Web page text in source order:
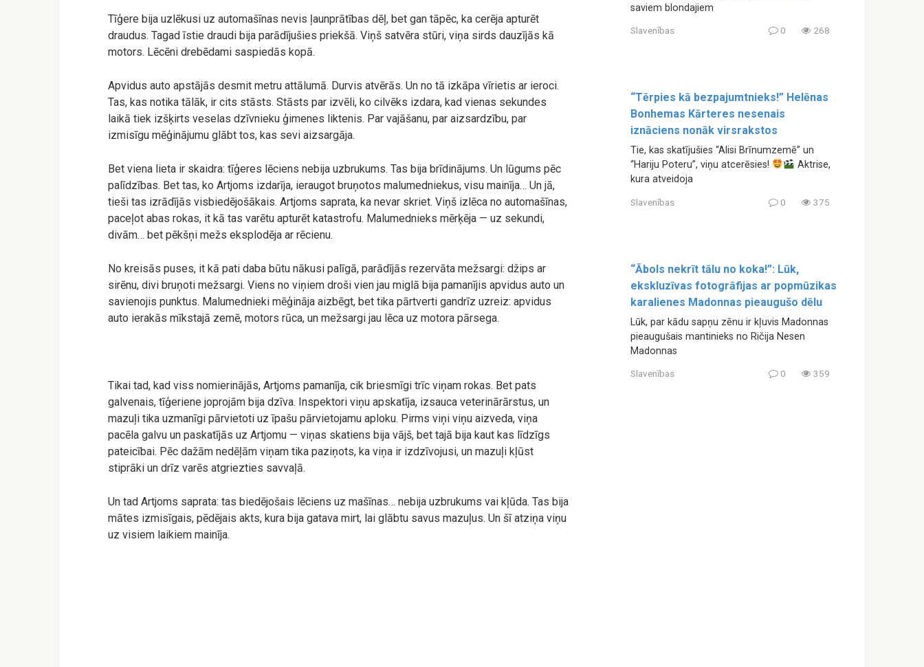
Tīģere bija uzlēkusi uz automašīnas nevis ļaunprātības dēļ, bet gan tāpēc, ka cerēja apturēt
draudus. Tagad īstie draudi bija parādījušies priekšā. Viņš satvēra stūri, viņa sirds dauzījās kā
motors. Lēcēni drebēdami saspiedās kopā.
Apvidus auto apstājās desmit metru attālumā. Durvis atvērās. Un no tā izkāpa vīrietis ar ieroci.
Tas, kas notika tālāk, ir cits stāsts. Stāsts par izvēli, ko cilvēks izdara, kad vienas sekundes
laikā tiek izšķirts veselas dzīvnieku ģimenes liktenis. Par vajāšanu, par aizsardzību, par
izmisīgu mēģinājumu glābt tos, kas sevi aizsargāja.
Bet viena lieta ir skaidra: tīģeres lēciens nebija uzbrukums. Tas bija brīdinājums. Un lūgums pēc
palīdzības. Bet tas, ko Artjoms izdarīja, ieraugot bruņotos malumedniekus, visu mainīja… Un jā,
tieši tas izrādījās visbiedējošākais. Artjoms saprata, ka nevar skriet. Viņš izlēca no automašīnas,
paceļot abas rokas, it kā tas varētu apturēt katastrofu. Malumednieks mērķēja — uz sekundi,
divām… bet pēkšņi mežs eksplodēja ar rēcienu.
No kreisās puses, it kā pati daba būtu nākusi palīgā, parādījās rezervāta mežsargi: džips ar
sirēnu, divi bruņoti mežsargi. Viens no viņiem droši vien jau miglā bija pamanījis apvidus auto un
savienojis punktus. Malumednieki mēģināja aizbēgt, bet tika pārtverti gandrīz uzreiz: apvidus
auto ierakās mīkstajā zemē, motors rūca, un mežsargi jau lēca uz motora pārsega.
Tikai tad, kad viss nomierinājās, Artjoms pamanīja, cik briesmīgi trīc viņam rokas. Bet pats
galvenais, tīģeriene joprojām bija dzīva. Inspektori viņu apskatīja, izsauca veterinārārstus, un
mazuļi tika uzmanīgi pārvietoti uz īpašu pārvietojamu aploku. Pirms viņi viņu aizveda, viņa
pacēla galvu un paskatījās uz Artjomu — viņas skatiens bija vājš, bet tajā bija kaut kas līdzīgs
pateicībai. Pēc dažām nedēļām viņam tika paziņots, ka viņa ir izdzīvojusi, un mazuļi kļūst
stiprāki un drīz varēs atgriezties savvaļā.
Un tad Artjoms saprata: tas biedējošais lēciens uz mašīnas… nebija uzbrukums vai kļūda. Tas bija
mātes izmisīgais, pēdējais akts, kura bija gatava mirt, lai glābtu savus mazuļus. Un šī atziņa viņu
uz visiem laikiem mainīja.
saviem blondajiem
Slavenības 0 268
“Tērpies kā bezpajumtnieks!” Helēnas
Bonhemas Kārteres nesenais
iznāciens nonāk virsrakstos
Tie, kas skatījušies “Alisi Brīnumzemē” un
“Hariju Poteru”, viņu atcerēsies!
Aktrise,
kura atveidoja
Slavenības 0 375
“Ābols nekrīt tālu no koka!”: Lūk,
ekskluzīvas fotogrāfijas ar popmūzikas
karalienes Madonnas pieaugušo dēlu
Lūk, par kādu sapņu zēnu ir kļuvis Madonnas
pieaugušais mantinieks no Ričija Nesen
Madonnas
Slavenības 0 359